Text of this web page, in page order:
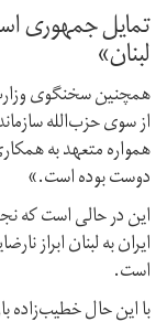
تمایل جمهوری
لبنان»
همچنین سخنگوی
از سوی حزب‌الله
همواره متعهد به
دوست بوده است.»
این در حالی است که
ایران به لبنان ابراز
است.
با این حال خطیب‌زاده